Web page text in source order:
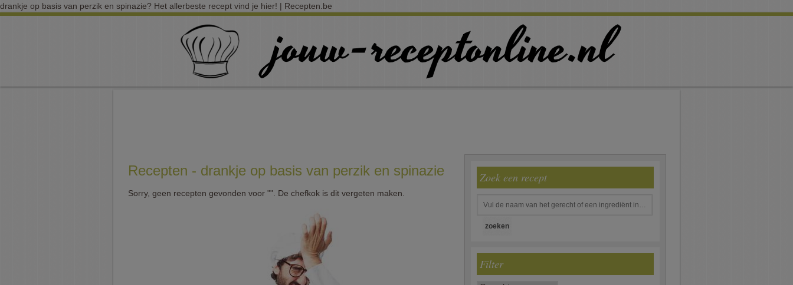
drankje op basis van perzik en spinazie? Het allerbeste recept vind je hier! | Recepten.be
Recepten - drankje op basis van perzik en spinazie
Sorry, geen recepten gevonden voor "". De chefkok is dit vergeten maken.
Zoek een recept
Filter